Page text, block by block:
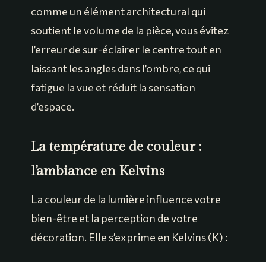
comme un élément architectural qui
soutient le volume de la pièce, vous évitez
l’erreur de sur-éclairer le centre tout en
laissant les angles dans l’ombre, ce qui
fatigue la vue et réduit la sensation
d’espace.
La température de couleur :
l’ambiance en Kelvins
La couleur de la lumière influence votre
bien-être et la perception de votre
décoration. Elle s’exprime en Kelvins (K) :